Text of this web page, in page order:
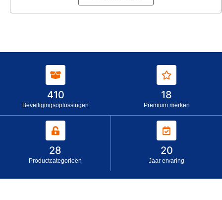
410
Beveiligingsoplossingen
18
Premium merken
28
Productcategorieën
20
Jaar ervaring